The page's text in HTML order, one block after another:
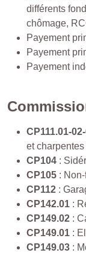
différents
chômage,
Payement
Payement
Payement
CP111.01-
et charpentes
CP104 :
CP105 :
CP112 :
CP142.01 :
CP149.02 :
CP149.01 :
CP149.03 :